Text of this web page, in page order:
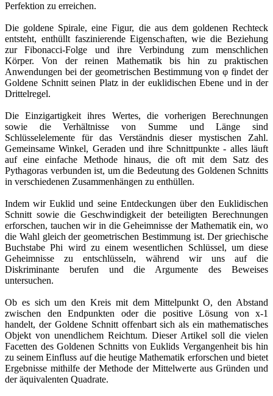
Perfektion zu erreichen.
Die goldene Spirale, eine Figur, die aus dem goldenen Rechteck
entsteht, enthüllt faszinierende Eigenschaften, wie die Beziehung
zur Fibonacci-Folge und ihre Verbindung zum menschlichen
Körper. Von der reinen Mathematik bis hin zu praktischen
Anwendungen bei der geometrischen Bestimmung von φ findet der
Goldene Schnitt seinen Platz in der euklidischen Ebene und in der
Drittelregel.
Die Einzigartigkeit ihres Wertes, die vorherigen Berechnungen
sowie die Verhältnisse von Summe und Länge sind
Schlüsselelemente für das Verständnis dieser mystischen Zahl.
Gemeinsame Winkel, Geraden und ihre Schnittpunkte - alles läuft
auf eine einfache Methode hinaus, die oft mit dem Satz des
Pythagoras verbunden ist, um die Bedeutung des Goldenen Schnitts
in verschiedenen Zusammenhängen zu enthüllen.
Indem wir Euklid und seine Entdeckungen über den Euklidischen
Schnitt sowie die Geschwindigkeit der beteiligten Berechnungen
erforschen, tauchen wir in die Geheimnisse der Mathematik ein, wo
die Wahl gleich der geometrischen Bestimmung ist. Der griechische
Buchstabe Phi wird zu einem wesentlichen Schlüssel, um diese
Geheimnisse zu entschlüsseln, während wir uns auf die
Diskriminante berufen und die Argumente des Beweises
untersuchen.
Ob es sich um den Kreis mit dem Mittelpunkt O, den Abstand
zwischen den Endpunkten oder die positive Lösung von x-1
handelt, der Goldene Schnitt offenbart sich als ein mathematisches
Objekt von unendlichem Reichtum. Dieser Artikel soll die vielen
Facetten des Goldenen Schnitts von Euklids Vergangenheit bis hin
zu seinem Einfluss auf die heutige Mathematik erforschen und bietet
Ergebnisse mithilfe der Methode der Mittelwerte aus Gründen und
der äquivalenten Quadrate.